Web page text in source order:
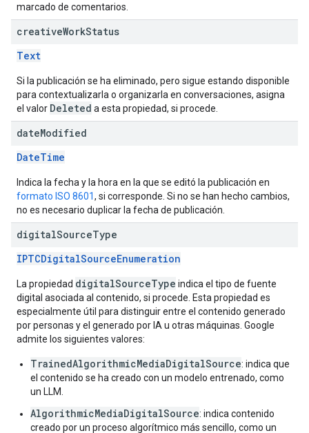
marcado de comentarios.
creativeWorkStatus
Text
Si la publicación se ha eliminado, pero sigue estando disponible
para contextualizarla o organizarla en conversaciones, asigna
el valor Deleted a esta propiedad, si procede.
dateModified
DateTime
Indica la fecha y la hora en la que se editó la publicación en
formato ISO 8601, si corresponde. Si no se han hecho cambios,
no es necesario duplicar la fecha de publicación.
digitalSourceType
IPTCDigitalSourceEnumeration
La propiedad digitalSourceType indica el tipo de fuente
digital asociada al contenido, si procede. Esta propiedad es
especialmente útil para distinguir entre el contenido generado
por personas y el generado por IA u otras máquinas. Google
admite los siguientes valores:
TrainedAlgorithmicMediaDigitalSource: indica que
el contenido se ha creado con un modelo entrenado, como
un LLM.
AlgorithmicMediaDigitalSource: indica contenido
creado por un proceso algorítmico más sencillo, como un